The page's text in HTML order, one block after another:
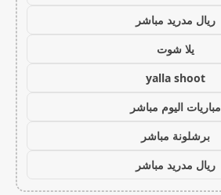
ريال مدريد مباشر
يلا شوت
yalla shoot
مباريات اليوم مباشر
برشلونة مباشر
ريال مدريد مباشر